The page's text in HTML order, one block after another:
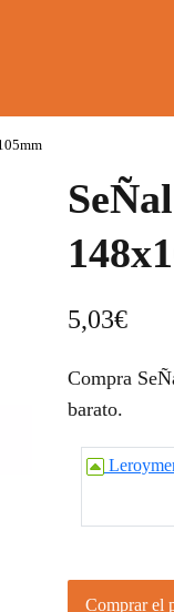
5,03€
Compra
barato.
Comprar el